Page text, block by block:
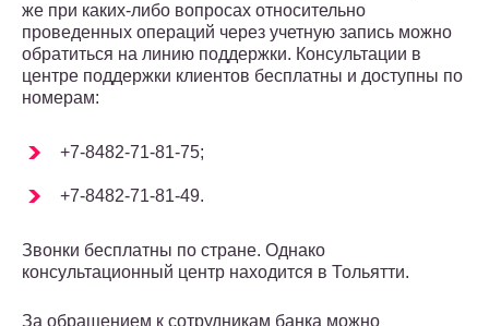
же при каких-либо вопросах относительно
проведенных операций через учетную запись можно
обратиться на линию поддержки. Консультации в
центре поддержки клиентов бесплатны и доступны по
номерам:
+7-8482-71-81-75;
+7-8482-71-81-49.
Звонки бесплатны по стране. Однако
консультационный центр находится в Тольятти.
За обращением к сотрудникам банка можно